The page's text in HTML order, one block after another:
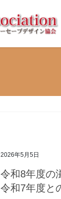
2026年5月5日
令和8年度の
令和7年度と